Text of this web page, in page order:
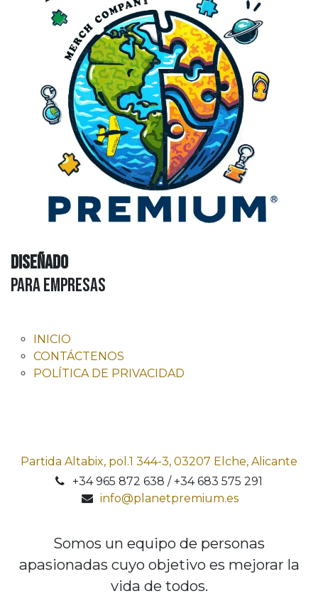
Diseñado
para Empresas
INICIO
CONTÁCTENOS
POLÍTICA DE PRIVACIDAD
Partida Altabix, pol.1 344-3, 03207 Elche, Alicante
+34 965 872 638 / +34 683 575 291
info@planetpremium.es
Somos un equipo de personas
apasionadas cuyo objetivo es mejorar la
vida de todos.